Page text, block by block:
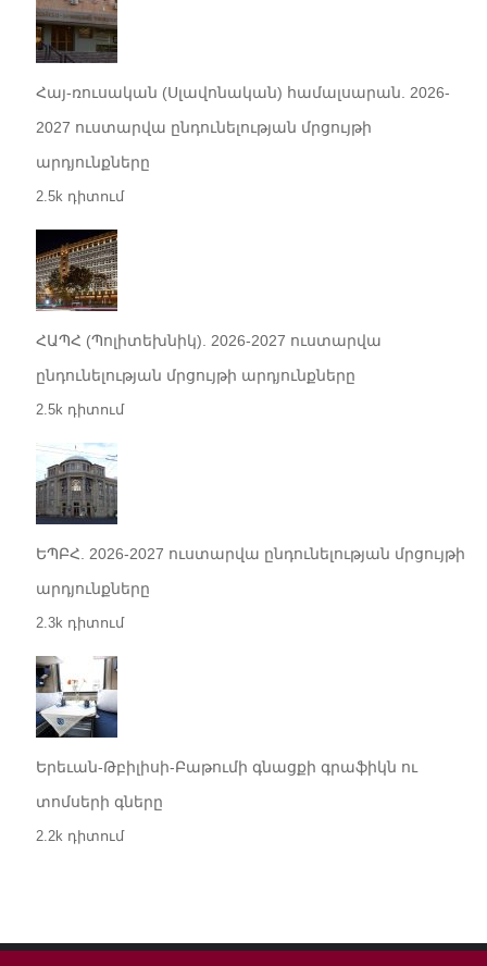
Հայ-ռուսական (Սլավոնական) համալսարան. 2026-
2027 ուստարվա ընդունելության մրցույթի
արդյունքները
2.5k դիտում
ՀԱՊՀ (Պոլիտեխնիկ). 2026-2027 ուստարվա
ընդունելության մրցույթի արդյունքները
2.5k դիտում
ԵՊԲՀ. 2026-2027 ուստարվա ընդունելության մրցույթի
արդյունքները
2.3k դիտում
Երեւան-Թբիլիսի-Բաթումի գնացքի գրաֆիկն ու
տոմսերի գները
2.2k դիտում